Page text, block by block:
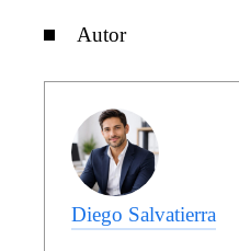
Autor
Diego Salvatierra